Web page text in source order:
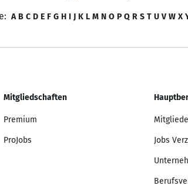
A B C D E F G H I J K L M N O P Q R S T U V W X
Mitgliedschaften
Premium
ProJobs Jobs